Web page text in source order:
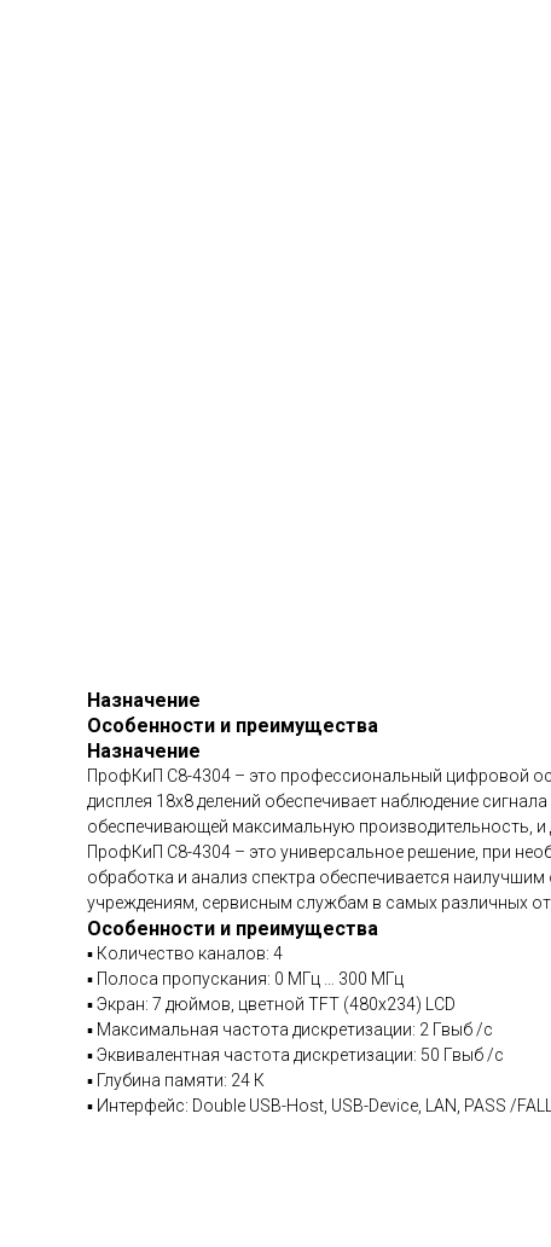
Назначение
Особенности и преимущества
Назначение
ПрофКиП С8-4304 – это профессиональный цифровой
дисплея 18х8 делений обеспечивает наблюдение
обеспечивающей максимальную производительность,
ПрофКиП С8-4304 – это универсальное решение, при
обработка и анализ спектра обеспечивается
учреждениям, сервисным службам в самых различных
Особенности и преимущества
▪ Количество каналов: 4
▪ Полоса пропускания: 0 МГц … 300 МГц
▪ Экран: 7 дюймов, цветной TFT (480х234) LCD
▪ Максимальная частота дискретизации: 2 Гвыб /с
▪ Эквивалентная частота дискретизации: 50 Гвыб /с
▪ Глубина памяти: 24 К
▪ Интерфейс: Double USB-Host, USB-Device, LAN, PASS /